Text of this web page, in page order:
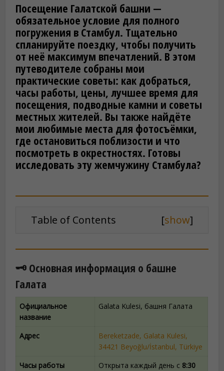
Посещение Галатской башни —
обязательное условие для полного
погружения в Стамбул. Тщательно
спланируйте поездку, чтобы получить
от неё максимум впечатлений. В этом
путеводителе собраны мои
практические советы: как добраться,
часы работы, цены, лучшее время для
посещения, подводные камни и советы
местных жителей. Вы также найдёте
мои любимые места для фотосъёмки,
где остановиться поблизости и что
посмотреть в окрестностях. Готовы
исследовать эту жемчужину Стамбула?
Table of Contents [show]
🗝️ Основная информация о башне
Галата
Официальное
название
Galata Kulesi, башня Галата
Адрес
Bereketzade, Galata Kulesi,
34421 Beyoğlu/İstanbul, Türkiye
Часы работы
Открыта каждый день с 8:30